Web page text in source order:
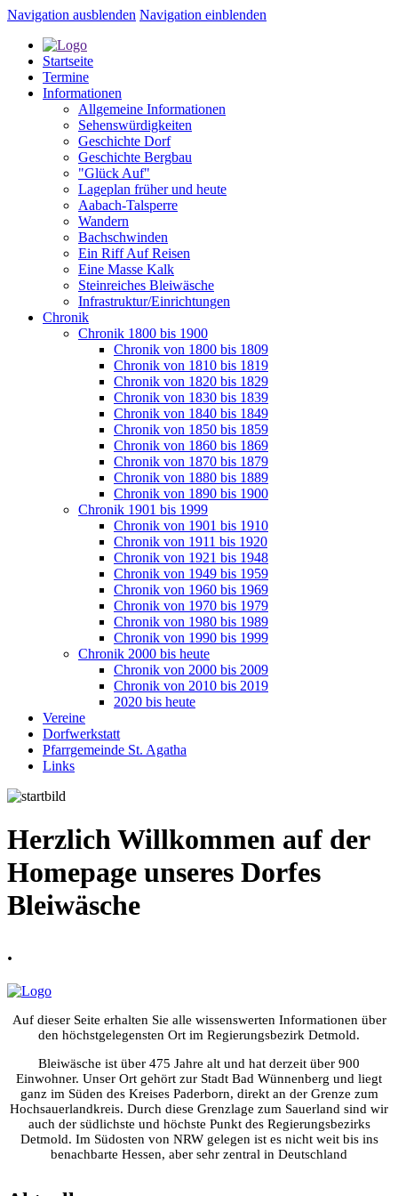
Navigation ausblenden Navigation einblenden
Startseite
Termine
Informationen
Allgemeine Informationen
Sehenswürdigkeiten
Geschichte Dorf
Geschichte Bergbau
"Glück Auf"
Lageplan früher und heute
Aabach-Talsperre
Wandern
Bachschwinden
Ein Riff Auf Reisen
Eine Masse Kalk
Steinreiches Bleiwäsche
Infrastruktur/Einrichtungen
Chronik
Chronik 1800 bis 1900
Chronik von 1800 bis 1809
Chronik von 1810 bis 1819
Chronik von 1820 bis 1829
Chronik von 1830 bis 1839
Chronik von 1840 bis 1849
Chronik von 1850 bis 1859
Chronik von 1860 bis 1869
Chronik von 1870 bis 1879
Chronik von 1880 bis 1889
Chronik von 1890 bis 1900
Chronik 1901 bis 1999
Chronik von 1901 bis 1910
Chronik von 1911 bis 1920
Chronik von 1921 bis 1948
Chronik von 1949 bis 1959
Chronik von 1960 bis 1969
Chronik von 1970 bis 1979
Chronik von 1980 bis 1989
Chronik von 1990 bis 1999
Chronik 2000 bis heute
Chronik von 2000 bis 2009
Chronik von 2010 bis 2019
2020 bis heute
Vereine
Dorfwerkstatt
Pfarrgemeinde St. Agatha
Links
Herzlich Willkommen auf der
Homepage unseres Dorfes
Bleiwäsche
.
Auf dieser Seite erhalten Sie alle wissenswerten Informationen über
den höchstgelegensten Ort im Regierungsbezirk Detmold.
Bleiwäsche ist über 475 Jahre alt und hat derzeit über 900
Einwohner. Unser Ort gehört zur Stadt Bad Wünnenberg und liegt
ganz im Süden des Kreises Paderborn, direkt an der Grenze zum
Hochsauerlandkreis. Durch diese Grenzlage zum Sauerland sind wir
auch der südlichste und höchste Punkt des Regierungsbezirks
Detmold. Im Südosten von NRW gelegen ist es nicht weit bis ins
benachbarte Hessen, aber sehr zentral in Deutschland